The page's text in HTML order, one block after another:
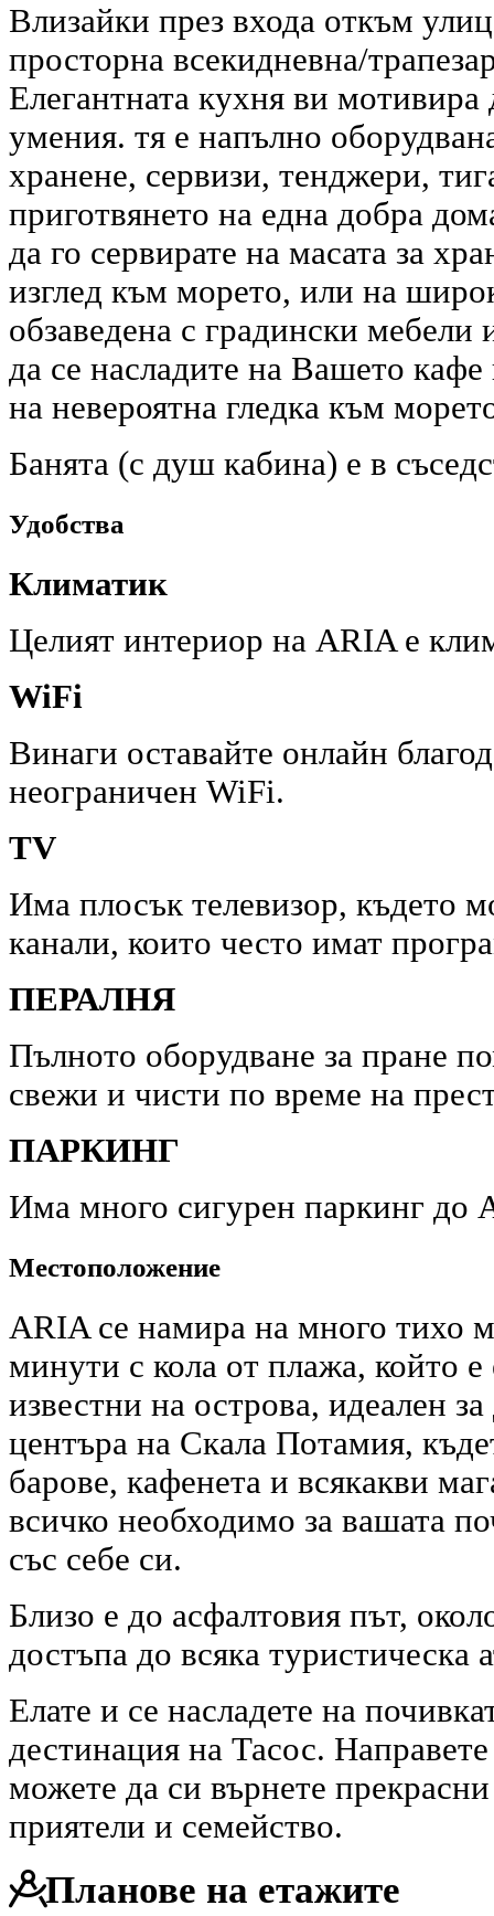
Влизайки през входа откъм
просторна всекидневна/
Елегантната кухня ви
умения. тя е напълно
хранене, сервизи, тенджери,
приготвянето на една добра
да го сервирате на масата за
изглед към морето, или на
обзаведена с градински
да се насладите на Вашето
на невероятна гледка към
Банята (с душ кабина) е в
Удобства
Климатик
Целият интериор на ARIA е
WiFi
Винаги оставайте онлайн
неограничен WiFi.
TV
Има плосък телевизор, където
канали, които често имат
ПЕРАЛНЯ
Пълното оборудване за пране
свежи и чисти по време на
ПАРКИНГ
Има много сигурен паркинг до
Местоположение
ARIA се намира на много тихо
минути с кола от плажа, който
известни на острова, идеален
центъра на Скала Потамия,
барове, кафенета и всякакви
всичко необходимо за вашата
със себе си.
Близо е до асфалтовия път,
достъпа до всяка туристическа
Елате и се насладете на
дестинация на Тасос.
можете да си върнете
приятели и семейство.
Планове на етажите